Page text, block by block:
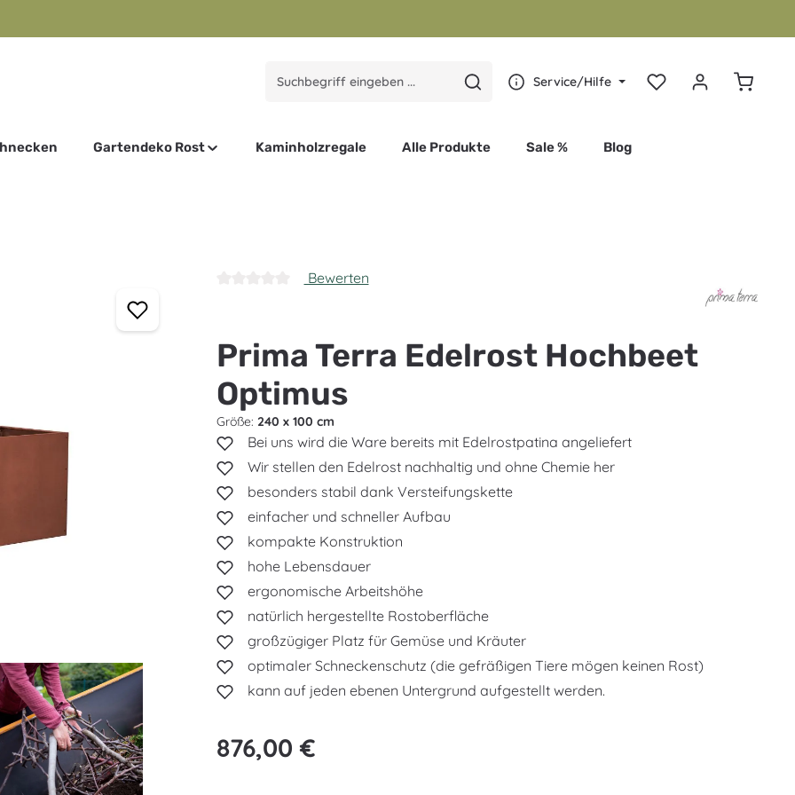
Service/Hilfe
Gartendeko Rost Kaminholzregale Alle Produkte Sale % Blog
Bewerten
Prima Terra Edelrost Hochbeet
Optimus
Größe: 240 x 100 cm
Bei uns wird die Ware bereits mit Edelrostpatina angeliefert
Wir stellen den Edelrost nachhaltig und ohne Chemie her
besonders stabil dank Versteifungskette
einfacher und schneller Aufbau
kompakte Konstruktion
hohe Lebensdauer
ergonomische Arbeitshöhe
natürlich hergestellte Rostoberfläche
großzügiger Platz für Gemüse und Kräuter
optimaler Schneckenschutz (die gefräßigen Tiere mögen keinen Rost)
kann auf jeden ebenen Untergrund aufgestellt werden.
Regulärer Preis:
876,00 €